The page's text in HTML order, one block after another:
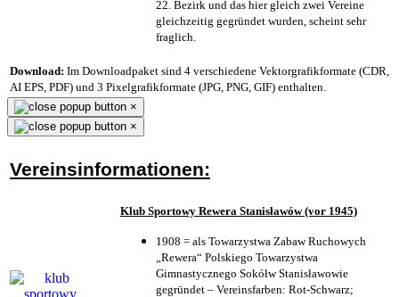
22. Bezirk und das hier gleich zwei Vereine
gleichzeitig gegründet wurden, scheint sehr
fraglich.
Download: Im Downloadpaket sind 4 verschiedene Vektorgrafikformate (CDR,
AI EPS, PDF) und 3 Pixelgrafikformate (JPG, PNG, GIF) enthalten.
×
×
Vereinsinformationen:
Klub Sportowy Rewera Stanisławów (vor 1945)
1908 = als Towarzystwa Zabaw Ruchowych
„Rewera“ Polskiego Towarzystwa
Gimnastycznego Sokółw Stanisławowie
gegründet – Vereinsfarben: Rot-Schwarz;